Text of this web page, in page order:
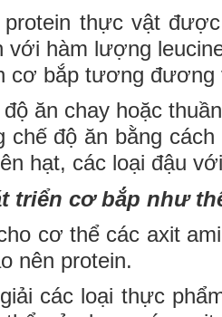
thực vật
với hàm lượng
cơ bắp tương
ăn chay hoặc
chế độ ăn bằng
hạt, các loại đậu
triển cơ bắp như
cơ thể các axit
nên protein.
các loại thực